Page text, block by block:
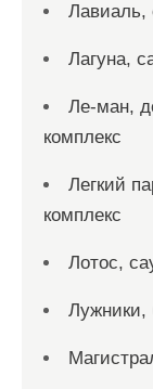
Лавиаль,
Лагуна,
Ле-ман,
комплекс
Легкий
комплекс
Лотос,
Лужники,